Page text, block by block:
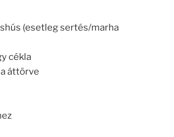
(esetleg sertés/marha
cékla
áttörve